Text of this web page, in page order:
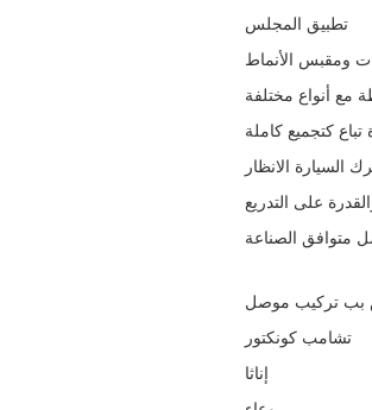
تطبيق المجلس
ومقبس الأنماط
مع أنواع مختلفة
كتجميع كاملة
الانظار
على التدريع
متوافق الصناعة
بب تركيب موصل
تشامب كونكتور
إناثا